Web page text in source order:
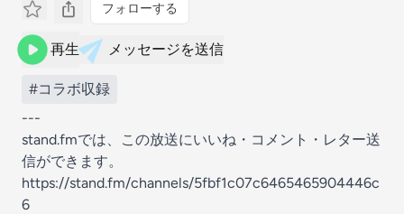
フォローする
再生 メッセージを送信
#コラボ収録
---
stand.fmでは、この放送にいいね・コメント・レター送
信ができます。
https://stand.fm/channels/5fbf1c07c6465465904446c
6